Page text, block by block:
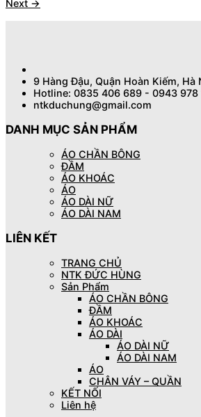
Next →
9 Hàng Đậu, Quận Hoàn Kiếm, Hà
Hotline: 0835 406 689 - 0943 978
ntkduchung@gmail.com
DANH MỤC SẢN PHẨM
ÁO CHẦN BÔNG
ĐẦM
ÁO KHOÁC
ÁO
ÁO DÀI NỮ
ÁO DÀI NAM
LIÊN KẾT
TRANG CHỦ
NTK ĐỨC HÙNG
Sản Phẩm
ÁO CHẦN BÔNG
ĐẦM
ÁO KHOÁC
ÁO DÀI
ÁO DÀI NỮ
ÁO DÀI NAM
ÁO
CHÂN VÁY – QUẦN
KẾT NỐI
Liên hệ